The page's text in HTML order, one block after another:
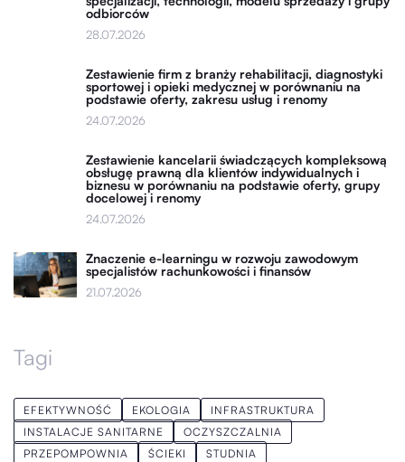
odbiorców
28.07.2026
Zestawienie firm z branży rehabilitacji, diagnostyki
sportowej i opieki medycznej w porównaniu na
podstawie oferty, zakresu usług i renomy
24.07.2026
Zestawienie kancelarii świadczących kompleksową
obsługę prawną dla klientów indywidualnych i
biznesu w porównaniu na podstawie oferty, grupy
docelowej i renomy
24.07.2026
Znaczenie e-learningu w rozwoju zawodowym
specjalistów rachunkowości i finansów
21.07.2026
Tagi
EFEKTYWNOŚĆ EKOLOGIA
INFRASTRUKTURA
INSTALACJE SANITARNE
OCZYSZCZALNIA
PRZEPOMPOWNIA
ŚCIEKI
STUDNIA